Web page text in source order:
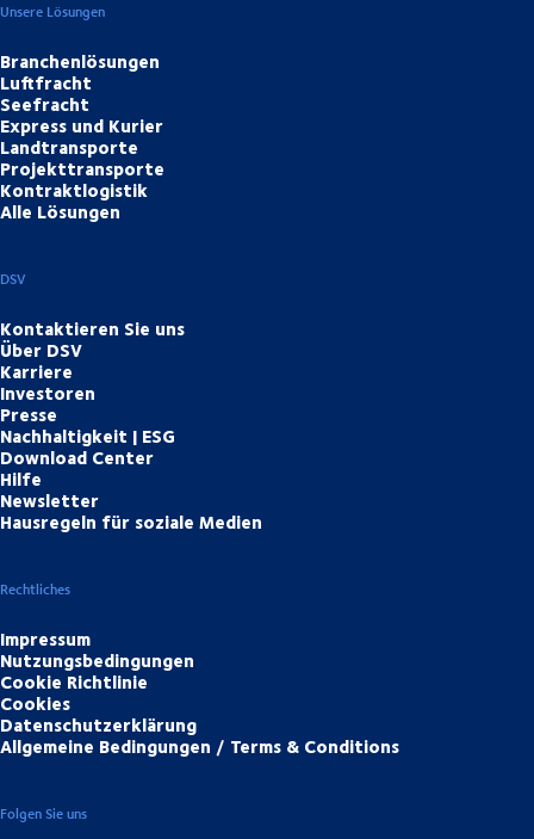
Unsere Lösungen
Branchenlösungen
Luftfracht
Seefracht
Express und Kurier
Landtransporte
Projekttransporte
Kontraktlogistik
Alle Lösungen
DSV
Kontaktieren Sie uns
Über DSV
Karriere
Investoren
Presse
Nachhaltigkeit | ESG
Download Center
Hilfe
Newsletter
Hausregeln für soziale Medien
Rechtliches
Impressum
Nutzungsbedingungen
Cookie Richtlinie
Cookies
Datenschutzerklärung
Allgemeine Bedingungen / Terms & Conditions
Folgen Sie uns